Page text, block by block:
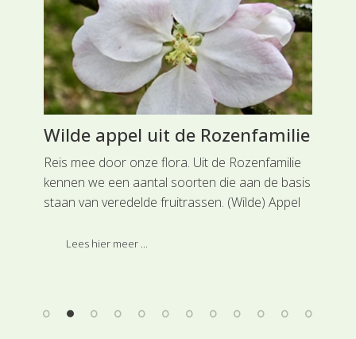
Wilde appel uit de Rozenfamilie
Reis mee door onze flora. Uit de Rozenfamilie
kennen we een aantal soorten die aan de basis
staan van veredelde fruitrassen. (Wilde) Appel
eeuwenlange selectie onze appelrassen
Lees hier meer ...